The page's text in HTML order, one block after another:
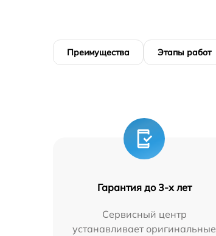
Преимущества Этапы работ
Гарантия до 3-х лет
Сервисный центр
устанавливает оригинальные